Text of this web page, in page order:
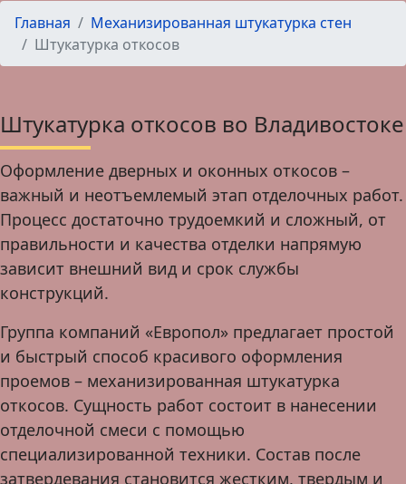
Главная
Механизированная штукатурка стен
Штукатурка откосов
Штукатурка откосов во Владивостоке
Оформление дверных и оконных откосов –
важный и неотъемлемый этап отделочных работ.
Процесс достаточно трудоемкий и сложный, от
правильности и качества отделки напрямую
зависит внешний вид и срок службы
конструкций.
Группа компаний «Европол» предлагает простой
и быстрый способ красивого оформления
проемов – механизированная штукатурка
откосов. Сущность работ состоит в нанесении
отделочной смеси с помощью
специализированной техники. Состав после
затвердевания становится жестким, твердым и